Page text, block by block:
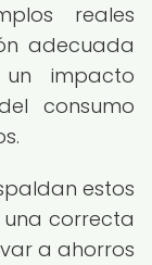
reales
adecuada
impacto
consumo
estos
correcta
a ahorros